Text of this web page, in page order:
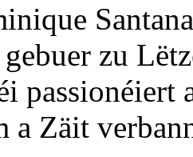
zu
passionéiert
a Zäit